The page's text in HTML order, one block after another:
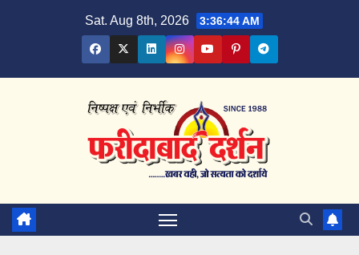
Sat. Aug 8th, 2026 3:36:45 AM